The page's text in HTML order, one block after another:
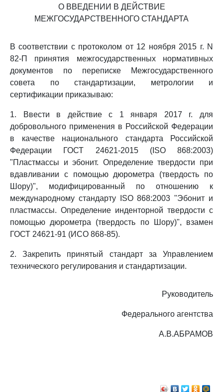
О ВВЕДЕНИИ В ДЕЙСТВИЕ
МЕЖГОСУДАРСТВЕННОГО СТАНДАРТА
В соответствии с протоколом от 12 ноября 2015 г. N
82-П принятия межгосударственных нормативных
документов по переписке Межгосударственного
совета по стандартизации, метрологии и
сертификации приказываю:
1. Ввести в действие с 1 января 2017 г. для
добровольного применения в Российской Федерации
в качестве национального стандарта Российской
Федерации ГОСТ 24621-2015 (ISO 868:2003)
"Пластмассы и эбонит. Определение твердости при
вдавливании с помощью дюрометра (твердость по
Шору)", модифицированный по отношению к
международному стандарту ISO 868:2003 "Эбонит и
пластмассы. Определение инденторной твердости с
помощью дюрометра (твердость по Шору)", взамен
ГОСТ 24621-91 (ИСО 868-85).
2. Закрепить принятый стандарт за Управлением
технического регулирования и стандартизации.
Руководитель
Федерального агентства
А.В.АБРАМОВ